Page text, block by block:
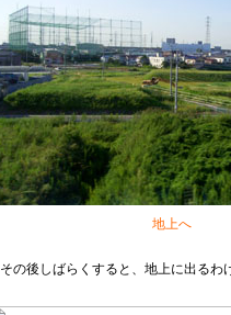
地上へ
その後しばらくすると、地上に出る